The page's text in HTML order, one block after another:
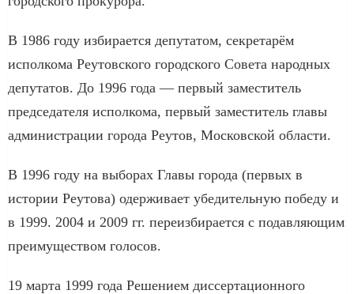
В 1986 году избирается депутатом, секретарём
исполкома Реутовского городского Совета народных
депутатов. До 1996 года — первый заместитель
председателя исполкома, первый заместитель главы
администрации города Реутов, Московской области.
В 1996 году на выборах Главы города (первых в
истории Реутова) одерживает убедительную победу и
в 1999. 2004 и 2009 гг. переизбирается с подавляющим
преимуществом голосов.
19 марта 1999 года Решением диссертационного